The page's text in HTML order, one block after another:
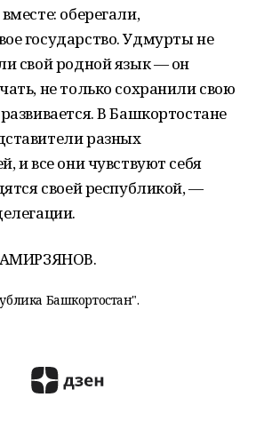
оберегали,
государство. Удмурты не
свой родной язык — он
не только сохранили свою
В Башкортостане
разных
и все они чувствуют себя
своей республикой, —
Башкортостан".